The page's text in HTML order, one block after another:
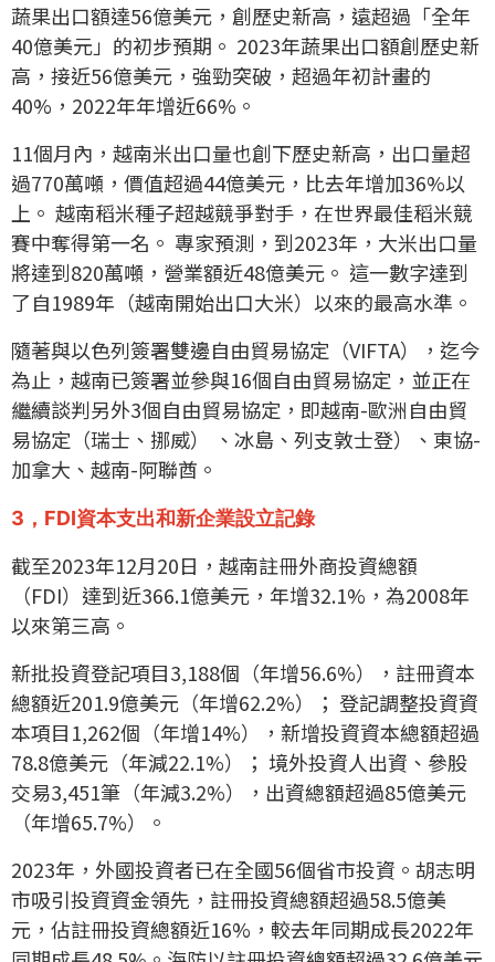
蔬果出口額達56億美元，創歷史新高，遠超過「全年
40億美元」的初步預期。 2023年蔬果出口額創歷史新
高，接近56億美元，強勁突破，超過年初計畫的
40%，2022年年增近66%。
11個月內，越南米出口量也創下歷史新高，出口量超
過770萬噸，價值超過44億美元，比去年增加36%以
上。 越南稻米種子超越競爭對手，在世界最佳稻米競
賽中奪得第一名。 專家預測，到2023年，大米出口量
將達到820萬噸，營業額近48億美元。 這一數字達到
了自1989年（越南開始出口大米）以來的最高水準。
隨著與以色列簽署雙邊自由貿易協定（VIFTA），迄今
為止，越南已簽署並參與16個自由貿易協定，並正在
繼續談判另外3個自由貿易協定，即越南-歐洲自由貿
易協定（瑞士、挪威） 、冰島、列支敦士登）、東協-
加拿大、越南-阿聯酋。
3，FDI資本支出和新企業設立記錄
截至2023年12月20日，越南註冊外商投資總額
（FDI）達到近366.1億美元，年增32.1%，為2008年
以來第三高。
新批投資登記項目3,188個（年增56.6%），註冊資本
總額近201.9億美元（年增62.2%）； 登記調整投資資
本項目1,262個（年增14%），新增投資資本總額超過
78.8億美元（年減22.1%）； 境外投資人出資、參股
交易3,451筆（年減3.2%），出資總額超過85億美元
（年增65.7%）。
2023年，外國投資者已在全國56個省市投資。胡志明
市吸引投資資金領先，註冊投資總額超過58.5億美
元，佔註冊投資總額近16%，較去年同期成長2022年